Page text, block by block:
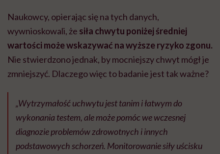
Naukowcy, opierając się na tych danych,
wywnioskowali, że siła chwytu poniżej średniej
wartości może wskazywać na wyższe ryzyko zgonu.
Nie stwierdzono jednak, by mocniejszy chwyt mógł je
zmniejszyć. Dlaczego więc to badanie jest tak ważne?
„Wytrzymałość uchwytu jest tanim i łatwym do
wykonania testem, ale może pomóc we wczesnej
diagnozie problemów zdrowotnych i innych
podstawowych schorzeń. Monitorowanie siły uścisku